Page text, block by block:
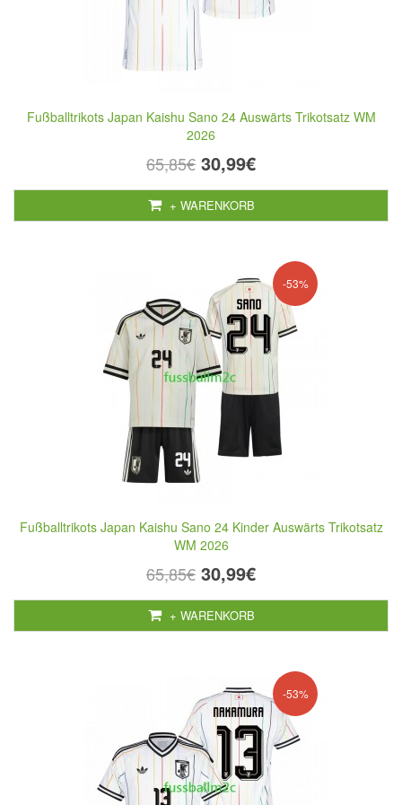
Fußballtrikots Japan Kaishu Sano 24 Auswärts Trikotsatz WM
2026
65,85€ 30,99€
+ WARENKORB
-53%
Fußballtrikots Japan Kaishu Sano 24 Kinder Auswärts Trikotsatz
WM 2026
65,85€ 30,99€
+ WARENKORB
-53%